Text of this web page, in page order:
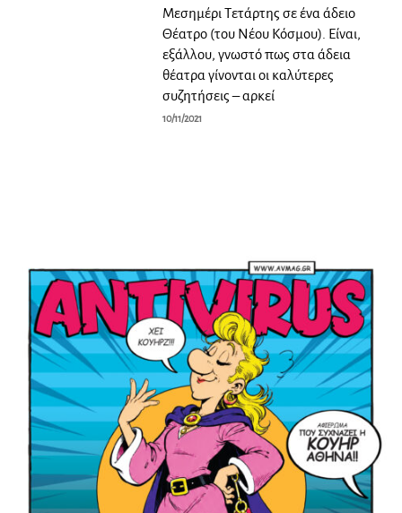
Μεσημέρι Τετάρτης σε ένα άδειο
Θέατρο (του Νέου Κόσμου). Είναι,
εξάλλου, γνωστό πως στα άδεια
θέατρα γίνονται οι καλύτερες
συζητήσεις – αρκεί
10/11/2021